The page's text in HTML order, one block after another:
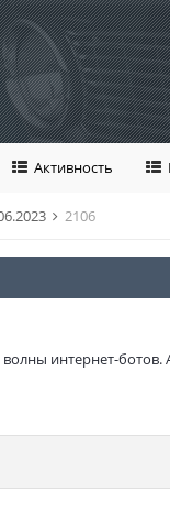
Активность
2106
интернет-